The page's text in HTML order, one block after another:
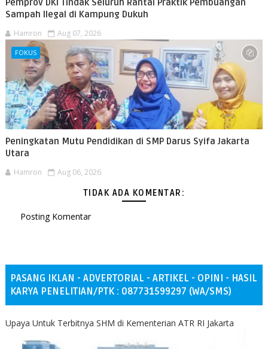
Pemprov DKI Tindak Seluruh Rantai Praktik Pembuangan
Sampah Ilegal di Kampung Dukuh
Hamron Aug 07, 2026
FOKUS
Peningkatan Mutu Pendidikan di SMP Darus Syifa Jakarta
Utara
Hamron Aug 06, 2026
TIDAK ADA KOMENTAR:
Posting Komentar
PASANG IKLAN - ADVERTORIAL - ARTIKEL - OPINI - HASIL
KARYA PENELITIAN/PTK : 087731599297 (WA/SMS)
Upaya Untuk Terbitnya SHM di Kementerian ATR RI Jakarta